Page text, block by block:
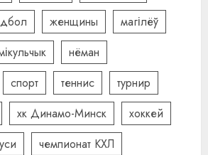
женщины
магілёў
нёман
спорт теннис
турнир
хк Динамо-Минск
хоккей
чемпионат КХЛ